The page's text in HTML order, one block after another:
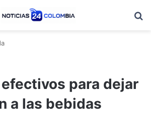
para dejar
a las bebidas